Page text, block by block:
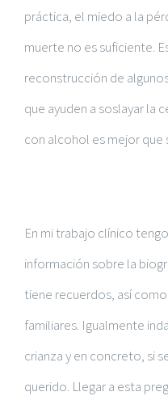
práctica, el miedo a la
muerte no es suficiente.
reconstrucción de
que ayuden a soslayar la
con alcohol es mejor que
En mi trabajo clínico
información sobre la
tiene recuerdos, así
familiares. Igualmente
crianza y en concreto, si
querido. Llegar a esta